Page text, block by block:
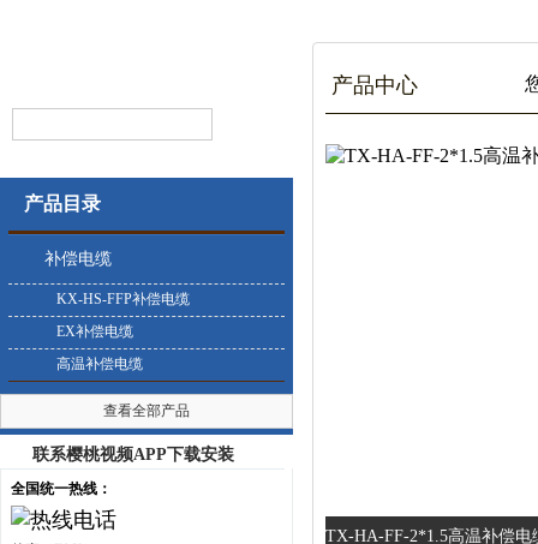
产品目录
补偿电缆
KX-HS-FFP补偿电缆
EX补偿电缆
高温补偿电缆
查看全部产品
联系樱桃视频APP下载安装
全国统一热线：
产品中心
TX-HA-FF-2*1.5高温补偿电缆